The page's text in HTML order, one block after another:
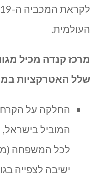
העולמית.
מרכז קנדה מכיל
שלל האטרקציות
החלקה על
המוביל
ישיבה לצפייה